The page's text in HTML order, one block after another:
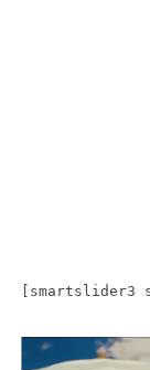
[smartslider3